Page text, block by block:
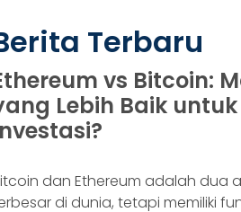
Terbaru
vs Bitcoin:
Lebih Baik untuk
dan Ethereum adalah dua
di dunia, tetapi memiliki